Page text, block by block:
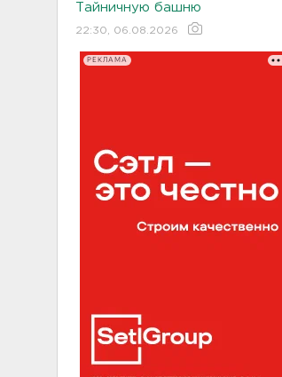
Тайничную башню
22:30, 06.08.2026
РЕКЛАМА